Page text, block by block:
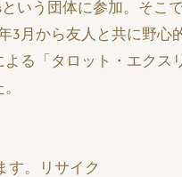
いう団体に参加。そこ
3月から友人と共に野心
る「タロット・エクス
す。リサイク